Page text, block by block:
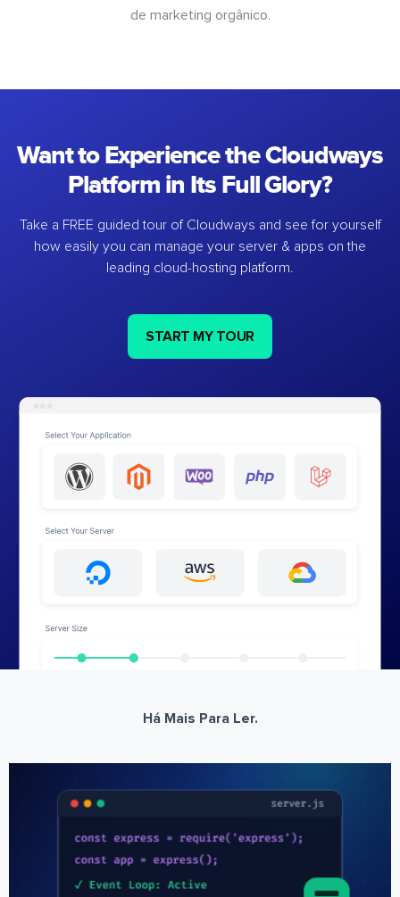
de marketing orgânico.
Want to Experience the Cloudways
Platform in Its Full Glory?
Take a FREE guided tour of Cloudways and see for yourself
how easily you can manage your server & apps on the
leading cloud-hosting platform.
START MY TOUR
Há Mais Para Ler.